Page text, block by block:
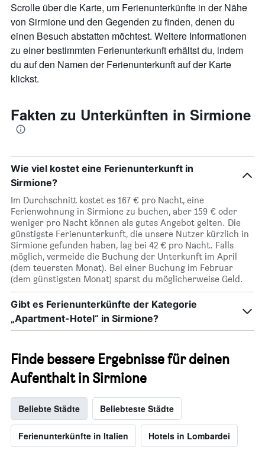
Scrolle über die Karte, um Ferienunterkünfte in der Nähe
von Sirmione und den Gegenden zu finden, denen du
einen Besuch abstatten möchtest. Weitere Informationen
zu einer bestimmten Ferienunterkunft erhältst du, indem
du auf den Namen der Ferienunterkunft auf der Karte
klickst.
Fakten zu Unterkünften in Sirmione
Wie viel kostet eine Ferienunterkunft in
Sirmione?
Im Durchschnitt kostet es 167 € pro Nacht, eine
Ferienwohnung in Sirmione zu buchen, aber 159 € oder
weniger pro Nacht können als gutes Angebot gelten. Die
günstigste Ferienunterkunft, die unsere Nutzer kürzlich in
Sirmione gefunden haben, lag bei 42 € pro Nacht. Falls
möglich, vermeide die Buchung der Unterkunft im April
(dem teuersten Monat). Bei einer Buchung im Februar
(dem günstigsten Monat) sparst du möglicherweise Geld.
Gibt es Ferienunterkünfte der Kategorie
„Apartment-Hotel“ in Sirmione?
Finde bessere Ergebnisse für deinen
Aufenthalt in Sirmione
Beliebte Städte Beliebteste Städte
Ferienunterkünfte in Italien Hotels in Lombardei